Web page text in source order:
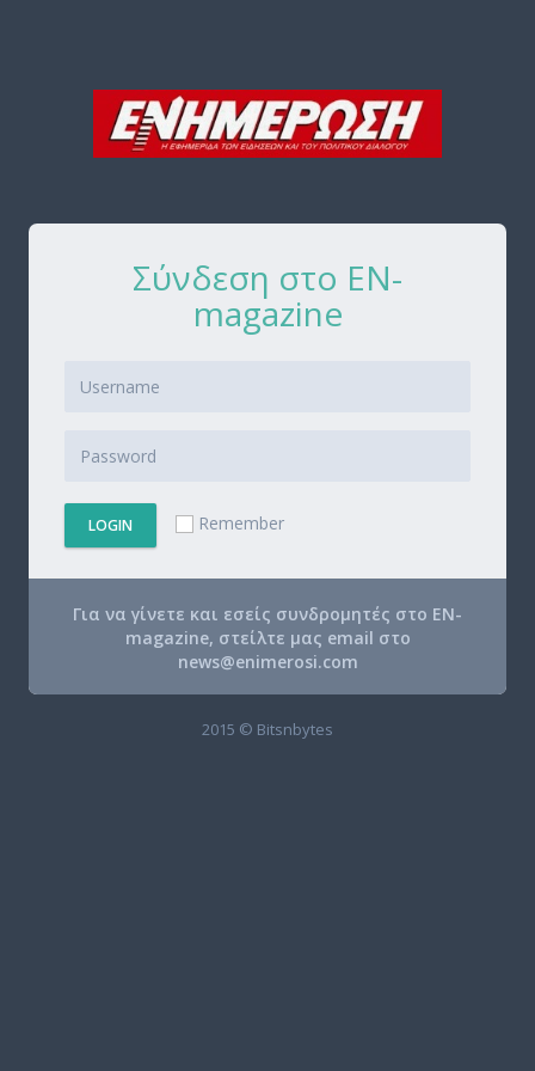
Σύνδεση στο EN-
magazine
LOGIN Remember
Για να γίνετε και εσείς συνδρομητές στο EN-
magazine, στείλτε μας email στο
news@enimerosi.com
2015 © Bitsnbytes